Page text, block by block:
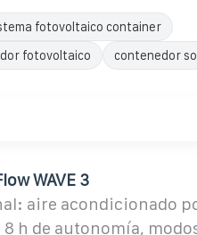
fotovoltaico container
fotovoltaico contenedor
WAVE 3
aire acondicionado
h de autonomía,